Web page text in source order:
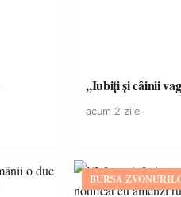
,,Iubiți și câinii
acum 2 zile
BURSA